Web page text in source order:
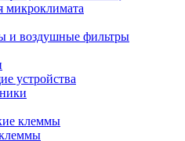
микроклимата
и воздушные фильтры
устройства
клеммы